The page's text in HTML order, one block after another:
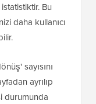
Bu
daha kullanıcı
sayısını
ayrılıp
durumunda